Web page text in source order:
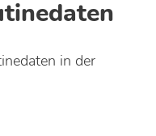
in der